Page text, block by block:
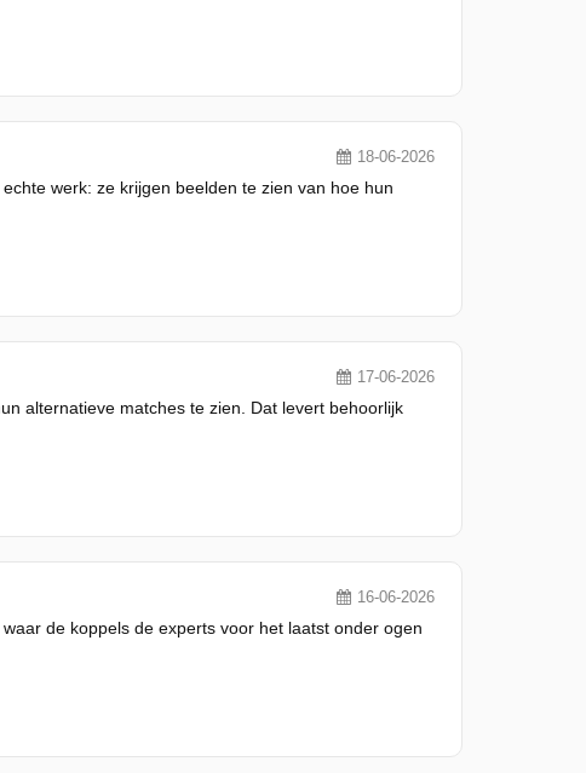
18-06-2026
werk: ze krijgen beelden te zien van hoe hun
17-06-2026
alternatieve matches te zien. Dat levert behoorlijk
16-06-2026
de koppels de experts voor het laatst onder ogen